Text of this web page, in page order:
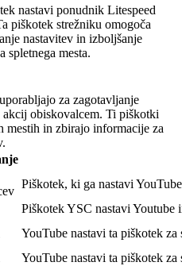
nastavi ponudnik Litespeed
piškotek strežniku omogoča
nastavitev in izboljšanje
spletnega mesta.
za zagotavljanje
obiskovalcem. Ti piškotki
mestih in zbirajo informacije za
Piškotek, ki ga nastavi
Piškotek YSC nastavi Youtube
YouTube nastavi ta piškotek
YouTube nastavi ta piškotek